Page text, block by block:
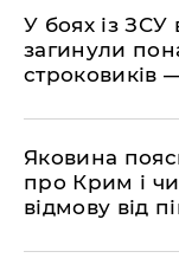
​У боях із ЗСУ
загинули
строковиків
​Яковина
про Крим і
відмову від